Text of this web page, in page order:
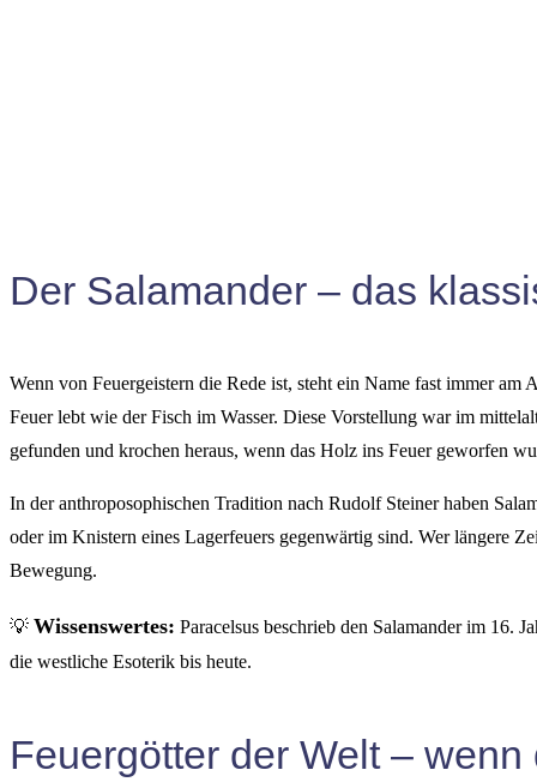
Der Salamander – das
Wenn von Feuergeistern die Rede ist, steht ein Name fast immer
Feuer lebt wie der Fisch im Wasser. Diese Vorstellung war im
gefunden und krochen heraus, wenn das Holz ins Feuer geworfen
In der anthroposophischen Tradition nach Rudolf Steiner haben
oder im Knistern eines Lagerfeuers gegenwärtig sind. Wer längere
Bewegung.
💡 Wissenswertes: Paracelsus beschrieb den Salamander im 16.
die westliche Esoterik bis heute.
Feuergötter der Welt –